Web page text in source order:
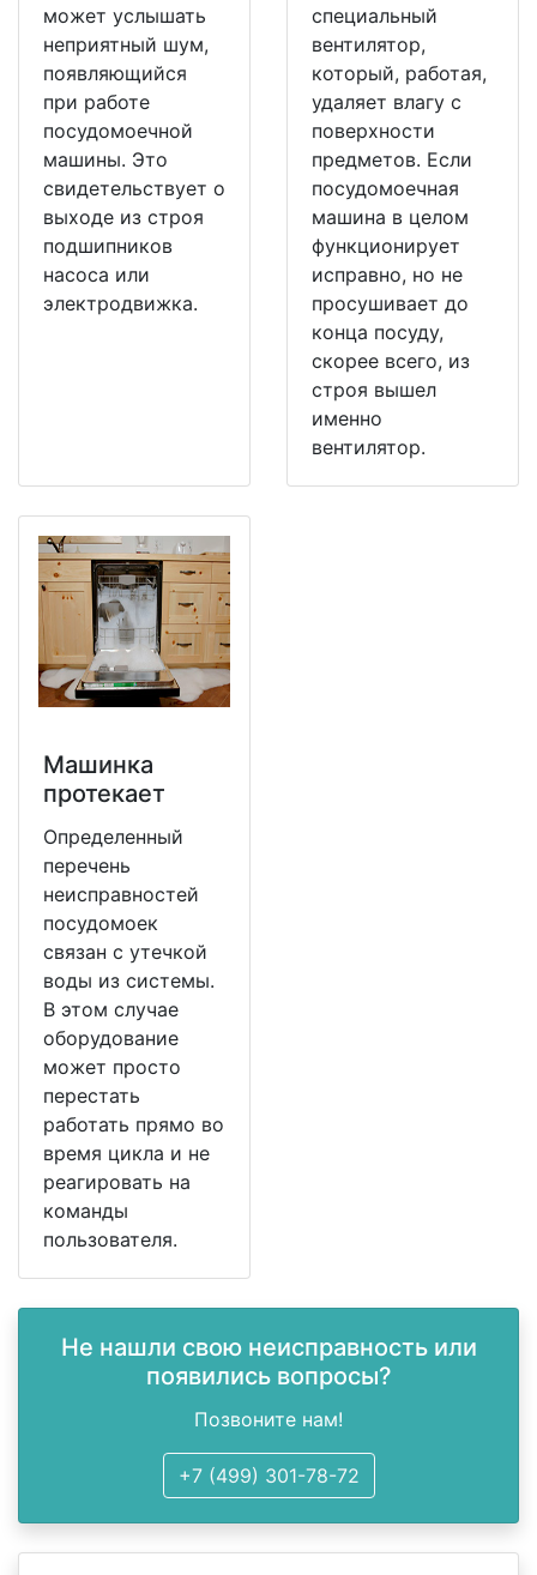
может услышать
неприятный шум,
появляющийся
при работе
посудомоечной
машины. Это
свидетельствует о
выходе из строя
подшипников
насоса или
электродвижка.
специальный
вентилятор,
который, работая,
удаляет влагу с
поверхности
предметов. Если
посудомоечная
машина в целом
функционирует
исправно, но не
просушивает до
конца посуду,
скорее всего, из
строя вышел
именно
вентилятор.
Машинка
протекает
Определенный
перечень
неисправностей
посудомоек
связан с утечкой
воды из системы.
В этом случае
оборудование
может просто
перестать
работать прямо во
время цикла и не
реагировать на
команды
пользователя.
Не нашли свою неисправность или
появились вопросы?
Позвоните нам!
+7 (499) 301-78-72